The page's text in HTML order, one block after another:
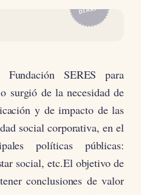
DIARIO
SERES para
surgió de la necesidad de
y de impacto de las
social corporativa, en el
políticas públicas:
social, etc.El objetivo de
conclusiones de valor